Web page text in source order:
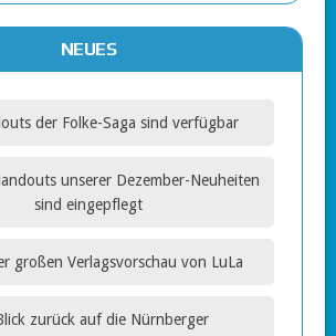
NEUES
der Folke-Saga sind verfügbar
unserer Dezember-Neuheiten
sind eingepflegt
großen Verlagsvorschau von LuLa
zurück auf die Nürnberger